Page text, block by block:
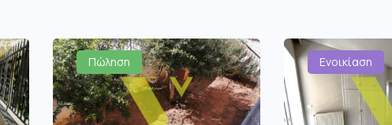
Πώληση Ενοικίαση